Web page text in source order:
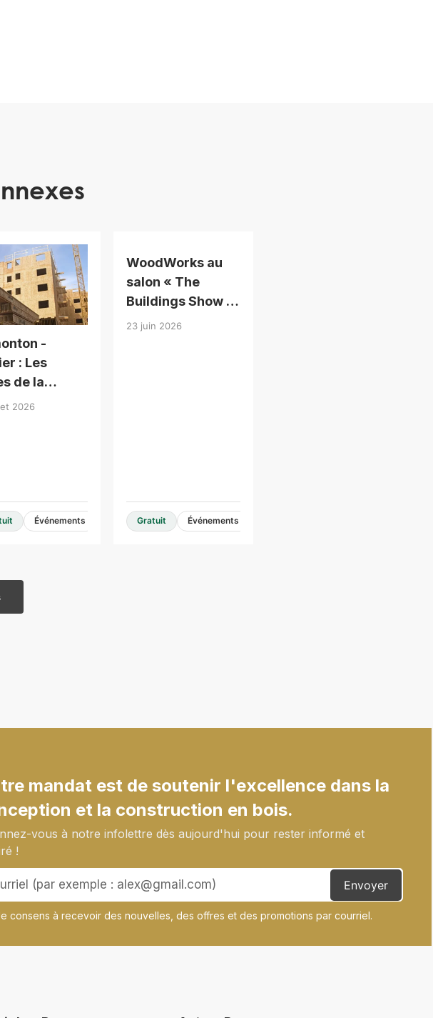
-
: Les
de la
en
2026
Événements
WoodWorks au
salon « The
Buildings Show »
2026
23 juin 2026
Gratuit Événements
mandat est de soutenir l'excellence dans la
et la construction en bois.
vous à notre infolettre dès aujourd'hui pour rester informé et
!
consens à recevoir des nouvelles, des offres et des promotions par courriel.
Envoyer